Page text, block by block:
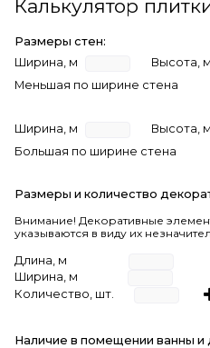
Калькулятор
Размеры стен:
Ширина, м
Высота, м
Меньшая по ширине стена
Ширина, м
Высота, м
Большая по ширине стена
Размеры и количество
Внимание! Декоративные
указываются в виду их
Длина, м
Ширина, м
Количество, шт.
Наличие в помещении ванны и